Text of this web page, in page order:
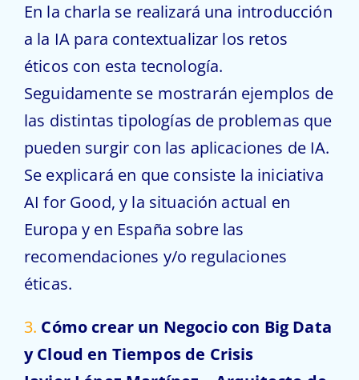
En la charla se realizará una introducción
a la IA para contextualizar los retos
éticos con esta tecnología.
Seguidamente se mostrarán ejemplos de
las distintas tipologías de problemas que
pueden surgir con las aplicaciones de IA.
Se explicará en que consiste la iniciativa
AI for Good, y la situación actual en
Europa y en España sobre las
recomendaciones y/o regulaciones
éticas.
3. Cómo crear un Negocio con Big Data
y Cloud en Tiempos de Crisis